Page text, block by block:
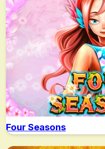
Four Seasons